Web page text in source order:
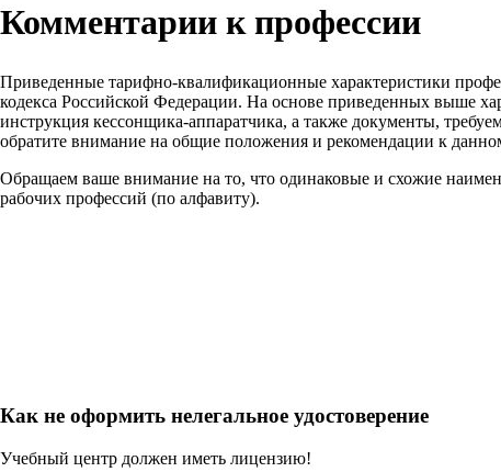
Комментарии к профессии
Приведенные тарифно-квалификационные характеристики
кодекса Российской Федерации. На основе приведенных выше
инструкция кессонщика-аппаратчика, а также документы,
обратите внимание на общие положения и рекомендации к
Обращаем ваше внимание на то, что одинаковые и схожие
рабочих профессий (по алфавиту).
Как не оформить нелегальное удостоверение
Учебный центр должен иметь лицензию!